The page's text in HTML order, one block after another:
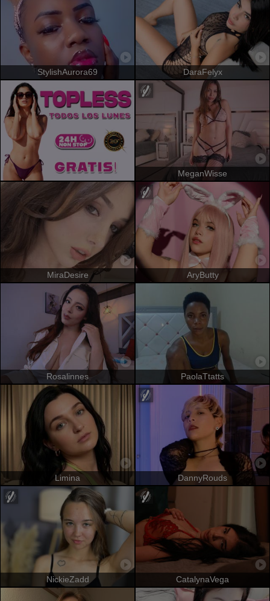
StylishAurora69 DaraFelyx
MeganWisse
MiraDesire AryButty
Rosalinnes PaolaTtatts
Limina DannyRouds
NickieZadd CatalynaVega